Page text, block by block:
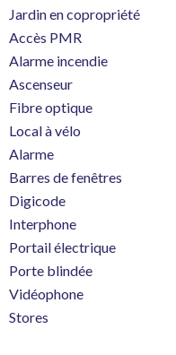
Jardin en copropriété
Accès PMR
Alarme incendie
Ascenseur
Fibre optique
Local à vélo
Alarme
Barres de fenêtres
Digicode
Interphone
Portail électrique
Porte blindée
Vidéophone
Stores